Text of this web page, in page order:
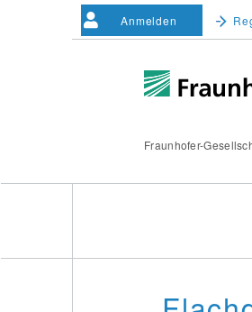
Fraunhofer-
Anmelden